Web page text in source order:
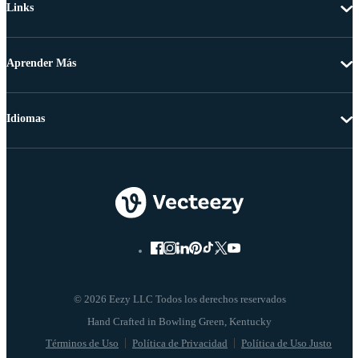
Links
Aprender Más
© 2026 Eezy LLC Todos los derechos reservados
Términos de Uso Política de Privacidad Política de Uso Justo
Idiomas